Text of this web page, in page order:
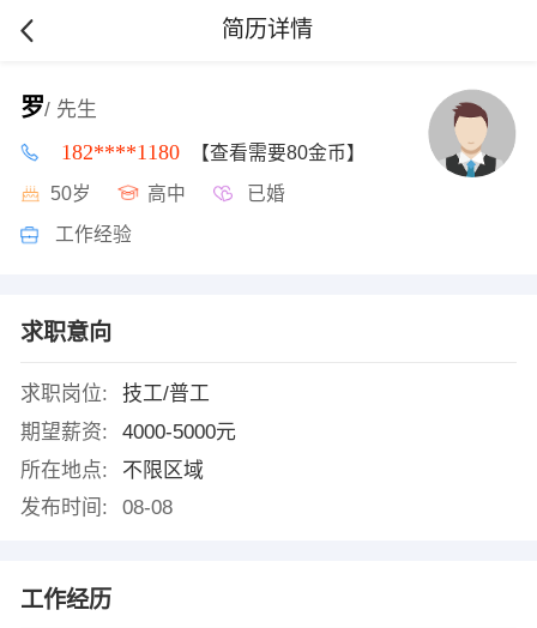
简历详情
罗/ 先生
182****1180 【查看需要80金币】
50岁 高中 已婚
工作经验
求职意向
求职岗位:
技工/普工
期望薪资:
4000-5000元
所在地点:
不限区域
发布时间:
08-08
工作经历